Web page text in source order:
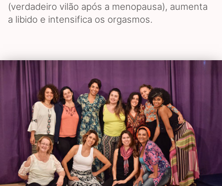
(verdadeiro vilão após a menopausa), aumenta
a libido e intensifica os orgasmos.